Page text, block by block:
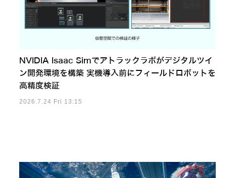
NVIDIA Isaac Simでアトラックラボがデジタルツイ
ン開発環境を構築 実機導入前にフィールドロボットを
高精度検証
2026.7.24 Fri 13:15